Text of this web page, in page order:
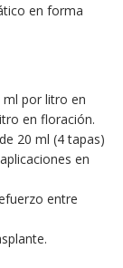
en forma
ml por litro en
en floración.
20 ml (4 tapas)
en
entre